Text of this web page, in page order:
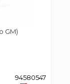
GM)
94580547